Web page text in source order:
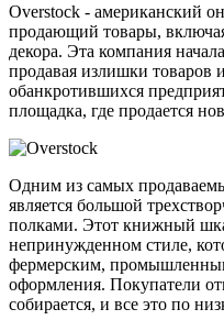
Overstock - американский
продающий товары,
декора. Эта компания
продавая излишки товаров
обанкротившихся
площадка, где продается
Одним из самых
является большой
полками. Этот книжный
непринужденном стиле,
фермерским,
оформления. Покупатели
собирается, и все это по